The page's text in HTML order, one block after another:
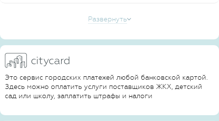
Развернуть
Это сервис городских платежей любой банковской картой.
Здесь можно оплатить услуги поставщиков ЖКХ, детский
сад или школу, заплатить штрафы и налоги